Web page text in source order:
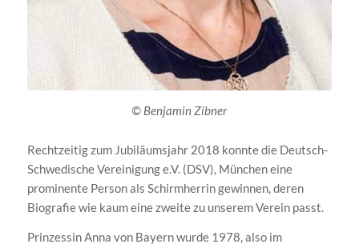
© Benjamin Zibner
Rechtzeitig zum Jubiläumsjahr 2018 konnte die Deutsch-
Schwedische Vereinigung e.V. (DSV), München eine
prominente Person als Schirmherrin gewinnen, deren
Biografie wie kaum eine zweite zu unserem Verein passt.
Prinzessin Anna von Bayern wurde 1978, also im